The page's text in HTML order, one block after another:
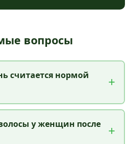
вопросы
считается нормой
у женщин после